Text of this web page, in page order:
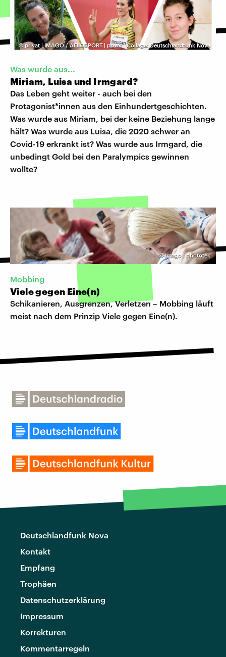
©privat | IMAGO / AFLOSPORT | privat | Collage: Deutschlandfunk Nova
Was wurde aus...
Miriam, Luisa und Irmgard?
Das Leben geht weiter - auch bei den
Protagonist*innen aus den Einhundertgeschichten.
Was wurde aus Miriam, bei der keine Beziehung lange
hält? Was wurde aus Luisa, die 2020 schwer an
Covid-19 erkrankt ist? Was wurde aus Irmgard, die
unbedingt Gold bei den Paralympics gewinnen
wollte?
©Imago | phototek
Mobbing
Viele gegen Eine(n)
Schikanieren, Ausgrenzen, Verletzen – Mobbing läuft
meist nach dem Prinzip Viele gegen Eine(n).
Deutschlandfunk Nova
Kontakt
Empfang
Trophäen
Datenschutzerklärung
Impressum
Korrekturen
Kommentarregeln